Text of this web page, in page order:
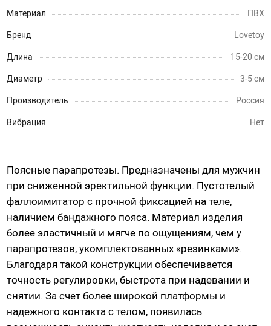
Страпоны
Насадки для страпонов
Трусики для страпона
Вагины, мастурбаторы
Попки
Ротики, грудь
Яйца, мини-мастурбаторы
Вибро-мастурбаторы
Секс-куклы
Tenga
Помпа вакуумная
Материал ПВХ
Бренд Lovetoy
Длина 15-20 см
Диаметр 3-5 см
Производитель Россия
Вибрация Нет
Поясные парапротезы. Предназначены для мужчин
при сниженной эректильной функции. Пустотелый
фаллоимитатор с прочной фиксацией на теле,
наличием бандажного пояса. Материал изделия
более эластичный и мягче по ощущениям, чем у
парапротезов, укомплектованных «резинками».
Благодаря такой конструкции обеспечивается
точность регулировки, быстрота при надевании и
снятии. За счет более широкой платформы и
надежного контакта с телом, появилась